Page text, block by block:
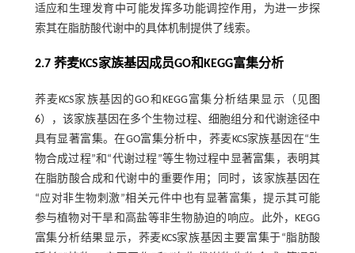
适应和生理发育中可能发挥多功能调控作用，为进一步探
索其在脂肪酸代谢中的具体机制提供了线索。
2.7 荞麦KCS家族基因成员GO和KEGG富集分析
荞麦KCS家族基因的GO和KEGG富集分析结果显示（见 图
6），该家族基因在多个生物过程、细胞组分和代谢途径中
具有显著富集。在GO富集分析中，荞麦KCS家族基因在“生
物合成过程”和“代谢过程”等生物过程中显著富集，表明其
在脂肪酸合成和代谢中的重要作用；同时，该家族基因在
“应对非生物刺激”相关元件中也有显著富集，提示其可能
参与植物对干旱和高盐等非生物胁迫的响应。此外，KEGG
富集分析结果显示，荞麦KCS家族基因主要富集于“脂肪酸